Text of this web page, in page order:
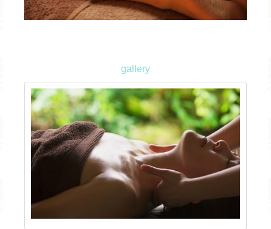
gallery